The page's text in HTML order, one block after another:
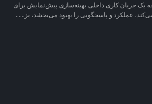
یک جریان کاری داخلی بهینه‌سازی پیش‌نمایش برای
عملکرد و پاسخگویی را بهبود می‌بخشد، بز......